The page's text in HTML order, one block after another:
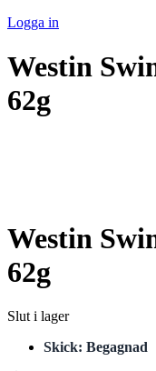
Logga in
Westin
62g
Westin
62g
Slut i lager
Skick: Begagnad